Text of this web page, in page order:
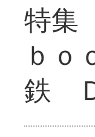
特集
ｂ
鉄